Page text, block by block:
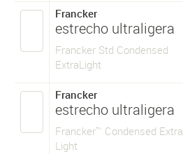
Francker
estrecho ultraligera
Francker Std Condensed
ExtraLight
Francker
estrecho ultraligera
Francker™ Condensed Extra
Light